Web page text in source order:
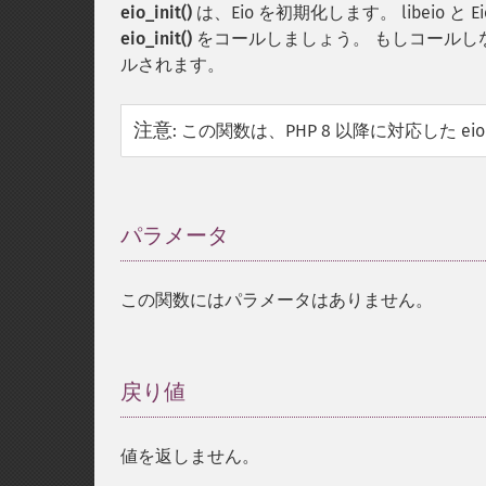
eio_init() は、Eio を初期化します。 libeio と
eio_init() をコールしましょう。 もしコール
ルされます。
注意: この関数は、PHP 8 以降に対応した
パラメータ
この関数にはパラメータはありません。
戻り値
値を返しません。